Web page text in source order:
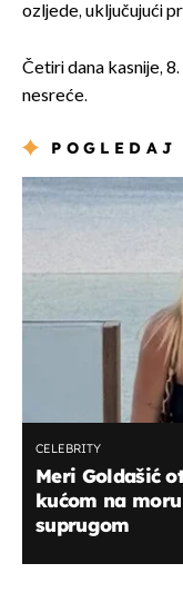
ozljede, uključujući
Četiri dana kasnije,
nesreće.
POGLEDAJ
CELEBRITY
Meri Goldašić
kućom na
suprugom